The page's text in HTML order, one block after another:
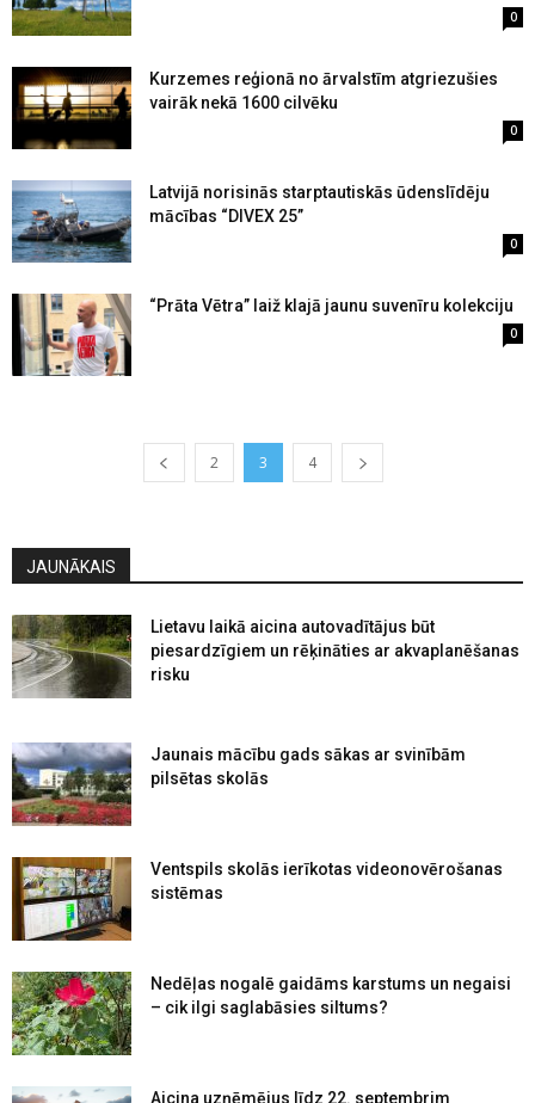
0
Kurzemes reģionā no ārvalstīm atgriezušies
vairāk nekā 1600 cilvēku
0
Latvijā norisinās starptautiskās ūdenslīdēju
mācības “DIVEX 25”
0
“Prāta Vētra” laiž klajā jaunu suvenīru kolekciju
0
2 3 4
JAUNĀKAIS
Lietavu laikā aicina autovadītājus būt
piesardzīgiem un rēķināties ar akvaplanēšanas
risku
Jaunais mācību gads sākas ar svinībām
pilsētas skolās
Ventspils skolās ierīkotas videonovērošanas
sistēmas
Nedēļas nogalē gaidāms karstums un negaisi
– cik ilgi saglabāsies siltums?
Aicina uzņēmējus līdz 22. septembrim